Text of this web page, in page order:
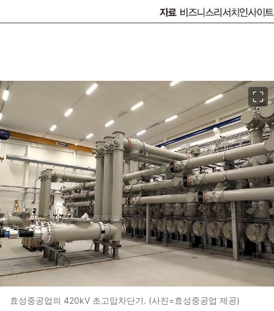
효성중공업의 420kV 초고압차단기. (사진=효성중공업 제공)